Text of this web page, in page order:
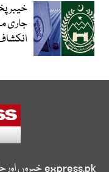
جاری
express.pkخبروں